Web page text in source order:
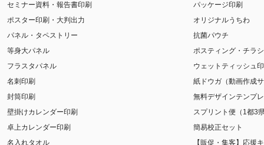
セミナー資料・報告書印刷
ポスター印刷・大判出力
パネル・タペストリー
等身大パネル
フラスタパネル
名刺印刷
封筒印刷
壁掛けカレンダー印刷
卓上カレンダー印刷
名入れタオル
パッケージ印刷
オリジナルうちわ
抗菌パウチ
ポスティング・チラ
ウェットティッシュ
紙ドウガ（動画作成
無料デザインテンプ
スプリント便（1都3
簡易校正セット
【販促・集客】応援